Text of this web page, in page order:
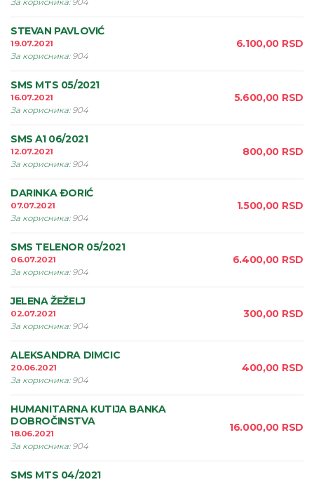
За корисника: 904
STEVAN PAVLOVIĆ
19.07.2021
За корисника: 904
6.100,00 RSD
SMS MTS 05/2021
16.07.2021
За корисника: 904
5.600,00 RSD
SMS A1 06/2021
12.07.2021
За корисника: 904
800,00 RSD
DARINKA ÐORIĆ
07.07.2021
За корисника: 904
1.500,00 RSD
SMS TELENOR 05/2021
06.07.2021
За корисника: 904
6.400,00 RSD
JELENA ŽEŽELJ
02.07.2021
За корисника: 904
300,00 RSD
ALEKSANDRA DIMCIC
20.06.2021
За корисника: 904
400,00 RSD
HUMANITARNA KUTIJA BANKA
DOBROČINSTVA
18.06.2021
За корисника: 904
16.000,00 RSD
SMS MTS 04/2021